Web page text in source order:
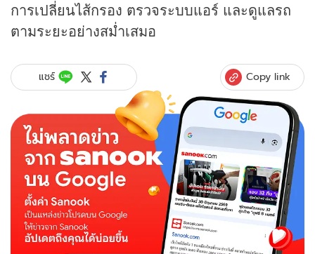
การเปลี่ยนไส้กรอง ตรวจระบบแอร์ และดูแลรถ
ตามระยะอย่างสม่ำเสมอ
แชร์ Copy link